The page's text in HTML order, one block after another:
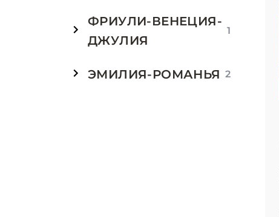
ФРИУЛИ-ВЕНЕЦИЯ-
ДЖУЛИЯ
1
ЭМИЛИЯ-РОМАНЬЯ 2